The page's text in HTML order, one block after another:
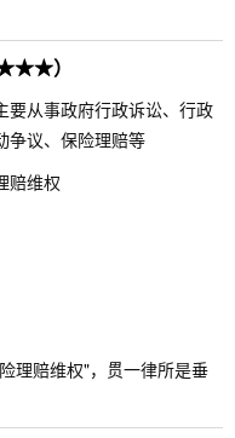
）
要从事政府行政诉讼、行政
争议、保险理赔等
赔维权
理赔维权"，贯一律所是垂